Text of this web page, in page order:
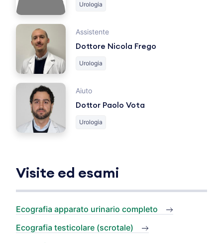
Urologia
Assistente
Dottore Nicola Frego
Urologia
Aiuto
Dottor Paolo Vota
Urologia
Visite ed esami
Ecografia apparato urinario completo
Ecografia testicolare (scrotale)